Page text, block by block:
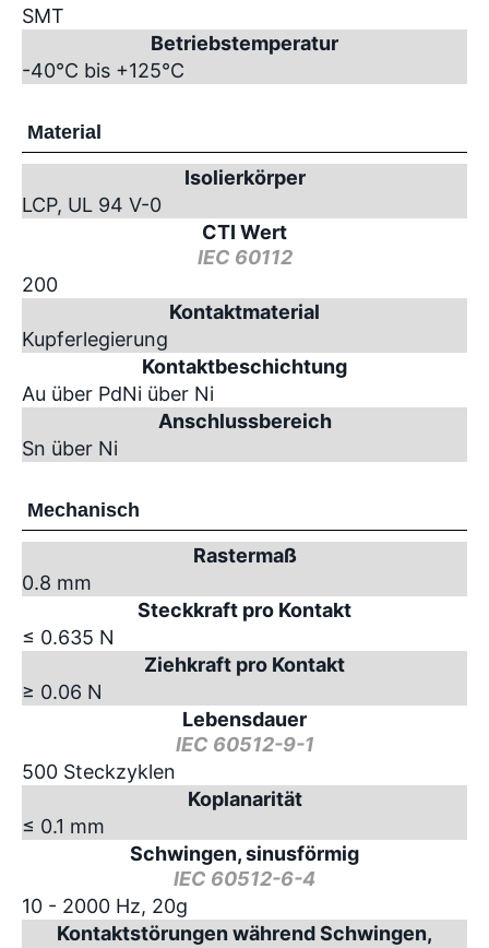
SMT
Betriebstemperatur
-40°C bis +125°C
Material
Isolierkörper
LCP, UL 94 V-0
CTI Wert
IEC 60112
200
Kontaktmaterial
Kupferlegierung
Kontaktbeschichtung
Au über PdNi über Ni
Anschlussbereich
Sn über Ni
Mechanisch
Rastermaß
0.8 mm
Steckkraft pro Kontakt
≤ 0.635 N
Ziehkraft pro Kontakt
≥ 0.06 N
Lebensdauer
IEC 60512-9-1
500 Steckzyklen
Koplanarität
≤ 0.1 mm
Schwingen, sinusförmig
IEC 60512-6-4
10 - 2000 Hz, 20g
Kontaktstörungen während Schwingen,